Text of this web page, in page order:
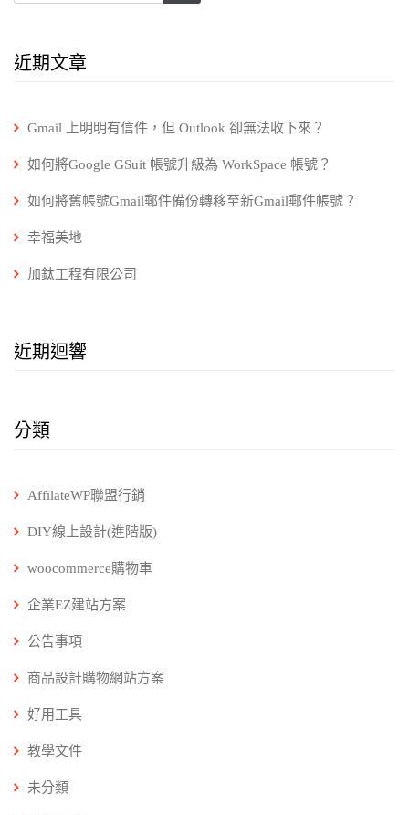
近期文章
Gmail 上明明有信件，但 Outlook 卻無法收下來？
如何將Google GSuit 帳號升級為 WorkSpace 帳號？
如何將舊帳號Gmail郵件備份轉移至新Gmail郵件帳號？
幸福美地
加鈦工程有限公司
近期迴響
分類
AffilateWP聯盟行銷
DIY線上設計(進階版)
woocommerce購物車
企業EZ建站方案
公告事項
商品設計購物網站方案
好用工具
教學文件
未分類